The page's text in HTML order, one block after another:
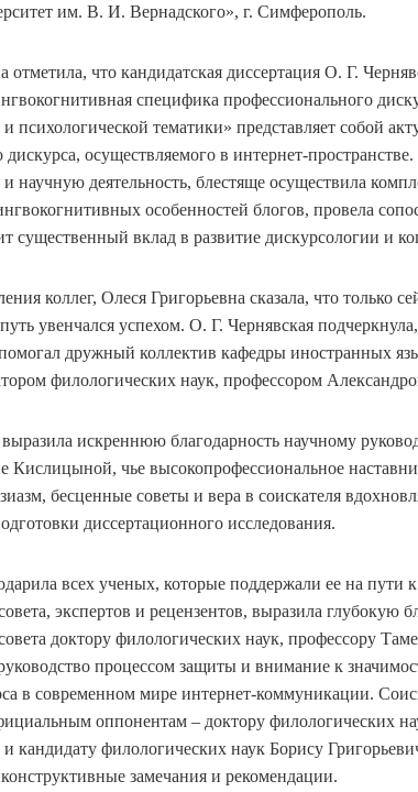
им. В. И. Вернадского», г. Симферополь.
отметила, что кандидатская диссертация О. Г.
специфика профессионального
психологической тематики» представляет собой
осуществляемого в интернет-
научную деятельность, блестяще осуществила
особенностей блогов, провела
существенный вклад в развитие дискурсологии и
коллег, Олеся Григорьевна сказала, что только
увенчался успехом. О. Г. Чернявская
дружный коллектив кафедры иностранных
филологических наук, профессором
искреннюю благодарность научному
Кислицыной, чье высокопрофессиональное
бесценные советы и вера в соискателя
диссертационного исследования.
всех ученых, которые поддержали ее на пути
экспертов и рецензентов, выразила глубокую
доктору филологических наук, профессору
процессом защиты и внимание к
в современном мире интернет-коммуникации.
оппонентам – доктору филологических
филологических наук Борису
замечания и рекомендации.